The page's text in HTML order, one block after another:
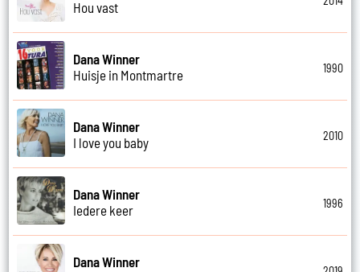
Hou vast
Dana Winner
Huisje in Montmartre
1990
Dana Winner
I love you baby
2010
Dana Winner
Iedere keer
1996
Dana Winner